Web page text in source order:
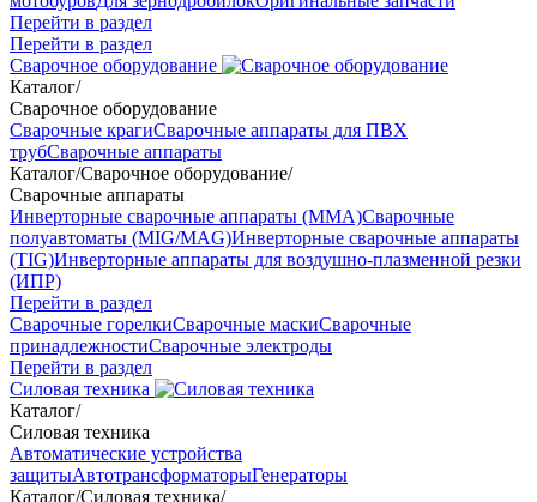
Перейти в раздел
Перейти в раздел
Сварочное оборудование
Каталог/
Сварочное оборудование
Сварочные крагиСварочные аппараты для ПВХ
трубСварочные аппараты
Каталог/Сварочное оборудование/
Сварочные аппараты
Инверторные сварочные аппараты (ММА)Сварочные
полуавтоматы (MIG/MAG)Инверторные сварочные аппараты
(TIG)Инверторные аппараты для воздушно-плазменной резки
(ИПР)
Перейти в раздел
Сварочные горелкиСварочные маскиСварочные
принадлежностиСварочные электроды
Перейти в раздел
Силовая техника
Каталог/
Силовая техника
Автоматические устройства
защитыАвтотрансформаторыГенераторы
Каталог/Силовая техника/